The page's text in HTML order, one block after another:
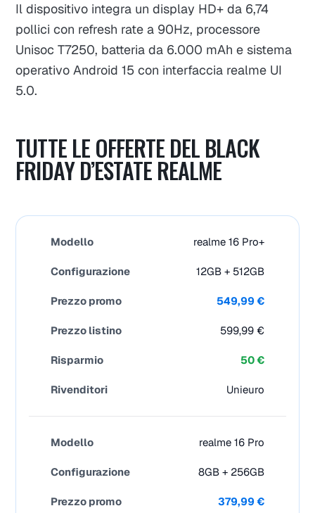
Il dispositivo integra un display HD+ da 6,74
pollici con refresh rate a 90Hz, processore
Unisoc T7250, batteria da 6.000 mAh e sistema
operativo Android 15 con interfaccia realme UI
5.0.
TUTTE LE OFFERTE DEL BLACK
FRIDAY D’ESTATE REALME
realme 16 Pro+
12GB + 512GB
549,99 €
599,99 €
50 €
Unieuro
realme 16 Pro
8GB + 256GB
379,99 €